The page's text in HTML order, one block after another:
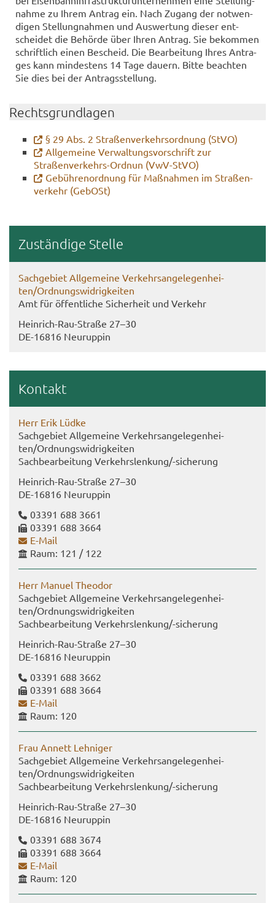
nah­me zu Ihrem An­trag ein. Nach Zu­gang der not­wen­
di­gen Stel­lung­nah­men und Aus­wer­tung die­ser ent­
schei­det die Be­hör­de über Ihren An­trag. Sie be­kom­men
schrift­lich einen Be­scheid. Die Be­ar­bei­tung Ihres An­tra­
ges kann min­des­tens 14 Tage dau­ern. Bitte be­ach­ten
Sie dies bei der An­trags­stel­lung.
Rechts­grund­la­gen
§ 29 Abs. 2 Stra­ßen­ver­kehrs­ord­nung (StVO)
All­ge­mei­ne Ver­wal­tungs­vor­schrift zur
Straßenverkehrs-​Ordnun (VwV-​StVO)
Ge­büh­ren­ord­nung für Maß­nah­men im Stra­ßen­
ver­kehr (Ge­bOSt)
Zu­stän­di­ge Stel­le
Sach­ge­biet All­ge­mei­ne Ver­kehrs­an­ge­le­gen­hei­
ten/Ord­nungs­wid­rig­kei­ten
Amt für öf­fent­li­che Si­cher­heit und Ver­kehr
Heinrich-​Rau-Straße 27–30
DE-​16816 Neu­rup­pin
Kon­takt
Herr Erik Lüdke
Sach­ge­biet All­ge­mei­ne Ver­kehrs­an­ge­le­gen­hei­
ten/Ord­nungs­wid­rig­kei­ten
Sach­be­ar­bei­tung Ver­kehrs­len­kung/-​sicherung
Heinrich-​Rau-Straße 27–30
DE-​16816 Neu­rup­pin
03391 688 3661
03391 688 3664
E-​Mail
Raum: 121 / 122
Herr Ma­nu­el Theo­dor
Sach­ge­biet All­ge­mei­ne Ver­kehrs­an­ge­le­gen­hei­
ten/Ord­nungs­wid­rig­kei­ten
Sach­be­ar­bei­tung Ver­kehrs­len­kung/-​sicherung
Heinrich-​Rau-Straße 27–30
DE-​16816 Neu­rup­pin
03391 688 3662
03391 688 3664
E-​Mail
Raum: 120
Frau An­nett Leh­ni­ger
Sach­ge­biet All­ge­mei­ne Ver­kehrs­an­ge­le­gen­hei­
ten/Ord­nungs­wid­rig­kei­ten
Sach­be­ar­bei­tung Ver­kehrs­len­kung/-​sicherung
Heinrich-​Rau-Straße 27–30
DE-​16816 Neu­rup­pin
03391 688 3674
03391 688 3664
E-​Mail
Raum: 120